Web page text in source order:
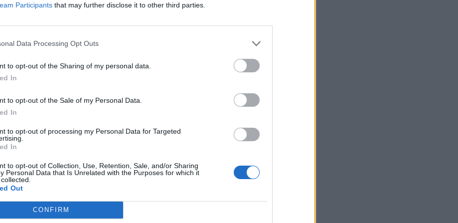
Participants that may further disclose it to other third parties.
Data Processing Opt Outs
to opt-out of the Sharing of my personal data.
In
to opt-out of the Sale of my Personal Data.
In
to opt-out of processing my Personal Data for Targeted
In
to opt-out of Collection, Use, Retention, Sale, and/or Sharing
Personal Data that Is Unrelated with the Purposes for which it
Out
CONFIRM